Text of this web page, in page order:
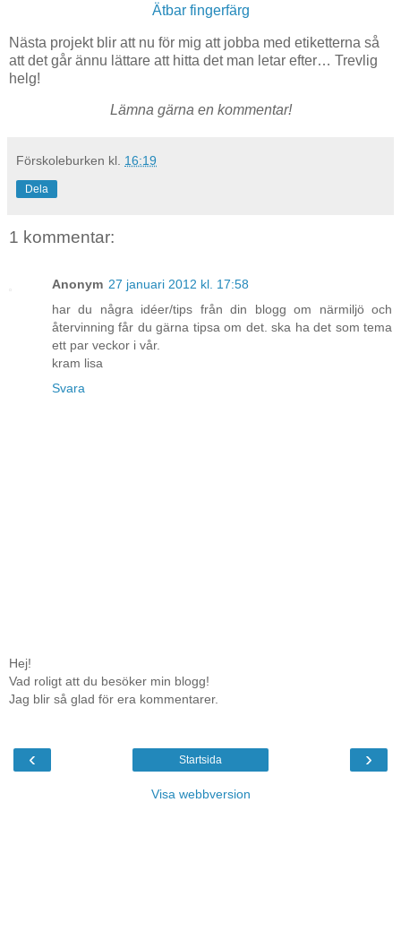
Ätbar fingerfärg
Nästa projekt blir att nu för mig att jobba med etiketterna så
att det går ännu lättare att hitta det man letar efter… Trevlig
helg!
Lämna gärna en kommentar!
Förskoleburken kl. 16:19
Dela
1 kommentar:
Anonym 27 januari 2012 kl. 17:58
har du några idéer/tips från din blogg om närmiljö och
återvinning får du gärna tipsa om det. ska ha det som tema
ett par veckor i vår.
kram lisa
Svara
Hej!
Vad roligt att du besöker min blogg!
Jag blir så glad för era kommentarer.
‹ ›
Startsida
Visa webbversion